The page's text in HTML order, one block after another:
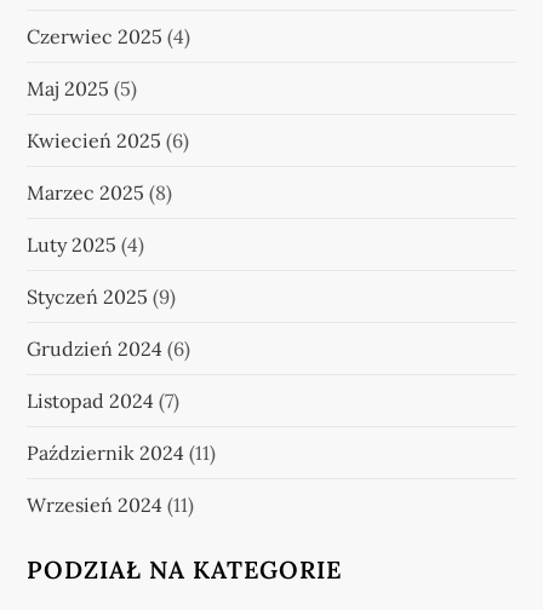
Czerwiec 2025 (4)
Maj 2025 (5)
Kwiecień 2025 (6)
Marzec 2025 (8)
Luty 2025 (4)
Styczeń 2025 (9)
Grudzień 2024 (6)
Listopad 2024 (7)
Październik 2024 (11)
Wrzesień 2024 (11)
PODZIAŁ NA KATEGORIE